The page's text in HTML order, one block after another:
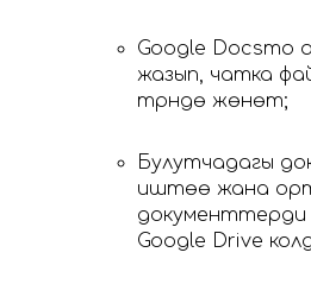
Google Docsто
жазып, чатка
түрүндө жөнөтүү;
Булутчадагы
иштөө жана
документтерди
Google Drive